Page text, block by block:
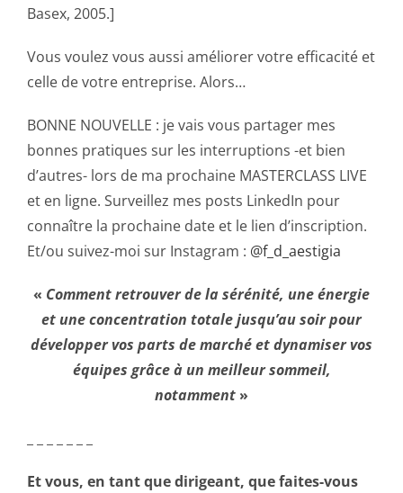
Basex, 2005.]
Vous voulez vous aussi améliorer votre efficacité et
celle de votre entreprise. Alors…
BONNE NOUVELLE : je vais vous partager mes
bonnes pratiques sur les interruptions -et bien
d’autres- lors de ma prochaine MASTERCLASS LIVE
et en ligne. Surveillez mes posts LinkedIn pour
connaître la prochaine date et le lien d’inscription.
Et/ou suivez-moi sur Instagram : @f_d_aestigia
« Comment retrouver de la sérénité, une énergie
et une concentration totale jusqu’au soir pour
développer vos parts de marché et dynamiser vos
équipes grâce à un meilleur sommeil,
notamment »
Et vous, en tant que dirigeant, que faites-vous